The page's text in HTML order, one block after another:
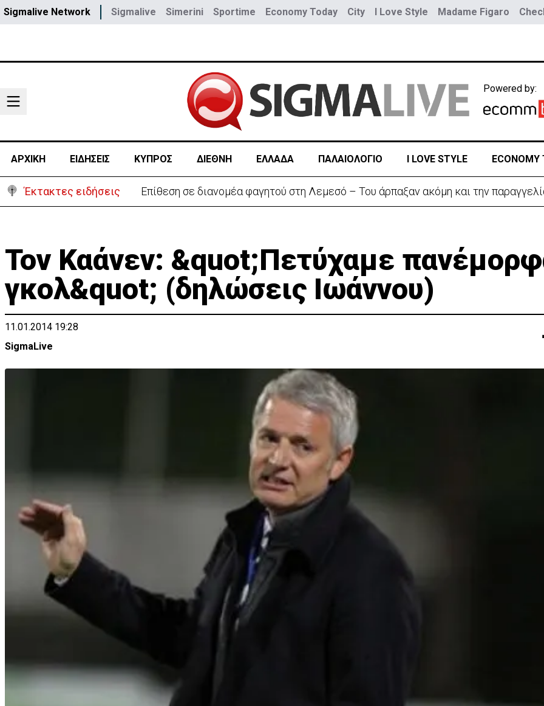
Sigmalive Network Sigmalive Simerini Sportime Economy Today City I Love Style Madame Figaro
Powered by:
ΑΡΧΙΚΗ ΕΙΔΗΣΕΙΣ ΚΥΠΡΟΣ ΔΙΕΘΝΗ ΕΛΛΑΔΑ ΠΑΛΑΙΟΛΟΓΙΟ I LOVE STYLE ECONOMY
Έκτακτες ειδήσεις Ο στρατηγός του Τραμπ «αναζητά διέξοδο» από τον πόλεμο με το Ιράν
Τον Καάνεν: &quot;Πετύχαμε
γκολ&quot; (δηλώσεις Ιωάννου)
11.01.2014 19:28
SigmaLive